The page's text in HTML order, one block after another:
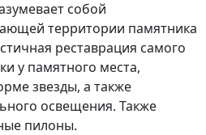
собой
территории памятника
реставрация самого
у памятного места,
звезды, а также
освещения. Также
пилоны.